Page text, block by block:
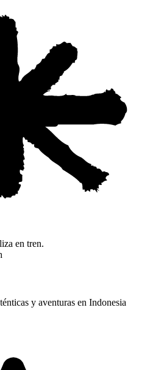
en tren.
y aventuras en Indonesia